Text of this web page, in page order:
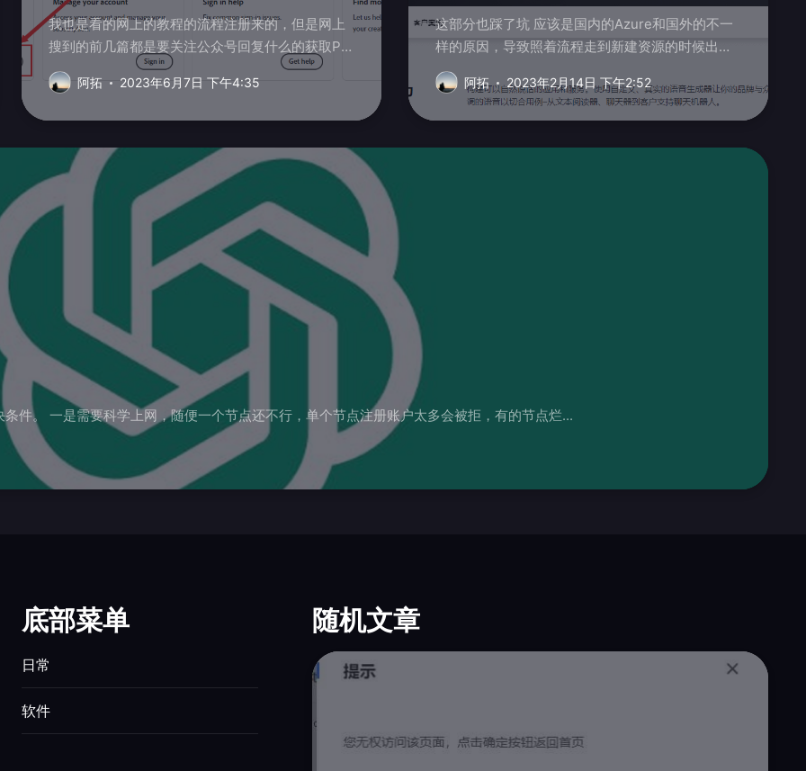
我也是看的网上的教程的流程注册来的，但是网上
搜到的前几篇都是要关注公众号回复什么的获取PS
安装包，很傻逼，其实直接可以下载就行了。 首
先...
阿拓 2023年6月7日 下午4:35
这部分也踩了坑 应该是国内的Azure和国外的不一
样的原因，导致照着流程走到新建资源的时候出现
提示“无法使用个人帐户在此登录，请改用工作或
学...
阿拓 2023年2月14日 下午2:52
首先需要在OpenAI注册账号，这个账号注册需要两个先决条件。 一是需要科学上网，随便一个节点还不行，单个节点注册账户太多会被拒，有的节点烂...
底部菜单
日常
软件
随机文章